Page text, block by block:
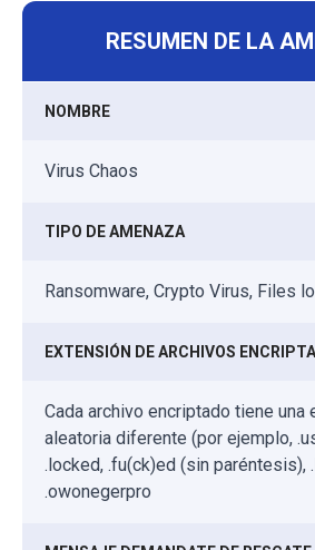
RESUMEN DE LA
NOMBRE
Virus Chaos
TIPO DE AMENAZA
Ransomware, Crypto Virus, Files
EXTENSIÓN DE ARCHIVOS
Cada archivo encriptado tiene una
aleatoria diferente (por ejemplo,
.locked, .fu(ck)ed (sin paréntesis),
.owonegerpro